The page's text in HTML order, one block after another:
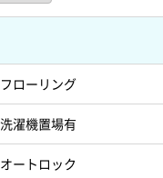
フローリング
洗濯機置場有
オートロック